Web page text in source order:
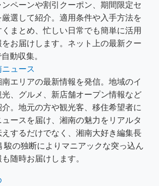
ンペーンや割引クーポン、期間限定セ
厳選して紹介。適用条件や入手方法を
まとめ、忙しい日常でも簡単に活用
をお届けします。ネット上の最新クー
動収集。
ュース
エリアの最新情報を発信。地域のイ
、グルメ、新店舗オープン情報など
介。地元の方や観光客、移住希望者に
ュースを届け、湘南の魅力をリアルタ
えするだけでなく、湘南大好き編集長
駿の独断によりマニアックな突っ込ん
随時お届けします。